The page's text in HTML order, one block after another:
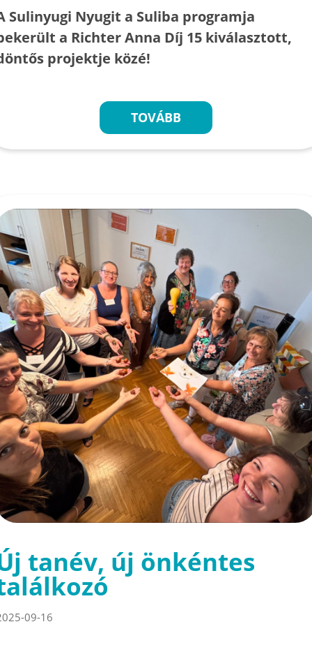
Sulinyugi Nyugit a Suliba programja
a Richter Anna Díj 15 kiválasztott,
projektje közé!
TOVÁBB
tanév, új önkéntes
09-16